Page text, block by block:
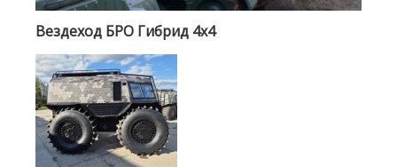
Вездеход БРО Гибрид 4х4